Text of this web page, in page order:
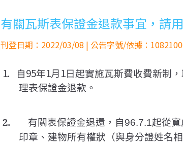
有關瓦斯表保證金退款事宜，請
刊登日期：2022/03/08 | 公告字號/依據：
1. 自95年1月 1日起實施瓦斯費收費新制
理表保證金退款。
2. 有關表保證金退還， 自96.7.1起從
印章、建物所有權狀 （與身分證姓名相